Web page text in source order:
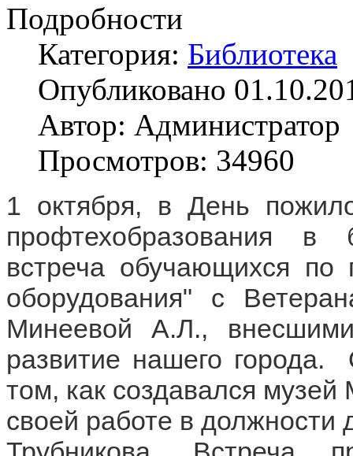
Подробности
Категория: Библиотека
Опубликовано
Автор: Администратор
Просмотров: 34960
1 октября, в День
профтехобразования в
встреча обучающихся по
оборудования" с
Минеевой А.Л.,
развитие нашего города.
том, как создавался
своей работе в должности